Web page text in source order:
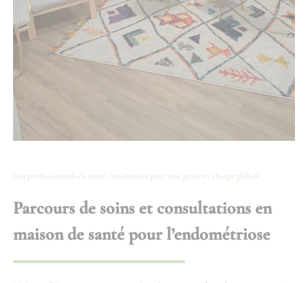
Des professionnels de santé coordonnés pour une prise en charge globale
Parcours de soins et consultations en
maison de santé pour l’endométriose